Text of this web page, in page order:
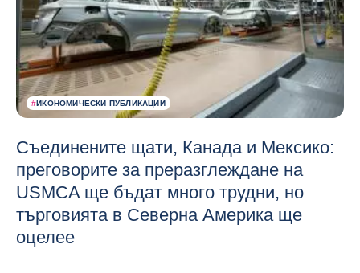
#ИКОНОМИЧЕСКИ ПУБЛИКАЦИИ
Съединените щати, Канада и Мексико:
преговорите за преразглеждане на
USMCA ще бъдат много трудни, но
търговията в Северна Америка ще
оцелее